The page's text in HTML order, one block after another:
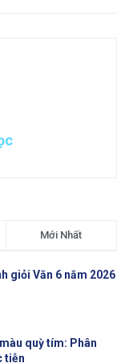
Mới Nhất
giỏi Văn 6 năm 2026
quỳ tím: Phân
tiễn